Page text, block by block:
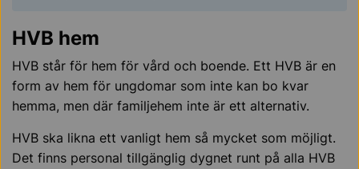
HVB hem
HVB står för hem för vård och boende. Ett HVB är en
form av hem för ungdomar som inte kan bo kvar
hemma, men där familjehem inte är ett alternativ.
HVB ska likna ett vanligt hem så mycket som möjligt.
Det finns personal tillgänglig dygnet runt på alla HVB